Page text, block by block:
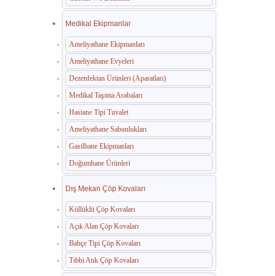
Medikal Ekipmanlar
Ameliyathane Ekipmanları
Ameliyathane Evyeleri
Dezenfektan Ürünleri (Aparatları)
Medikal Taşıma Arabaları
Hastane Tipi Tuvalet
Ameliyathane Sabunlukları
Gasilhane Ekipmanları
Doğumhane Ürünleri
Dış Mekan Çöp Kovaları
Küllüklü Çöp Kovaları
Açık Alan Çöp Kovaları
Bahçe Tipi Çöp Kovaları
Tıbbi Atık Çöp Kovaları